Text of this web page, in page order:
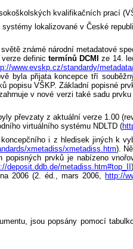
kvalifikačních prací
lokalizované v České
známé národní metadatové
verze definictermínů DCMI ze 14.
www.evskp.cz/standardy/
byla přijata koncepce tří
popisu VŠKP. Základní popisné
v nové verzi také sadu
převzaty z aktuální verze 1.00
virtuálního systému NDLTD (
i z hledisek jiných k
xmetadiss/xmetadiss.htm).
prvků je nabízeno
deposit.ddb.de/metadiss.htm#top_II
2006 (2. éd., mars 2006, http://
jsou popsány pomocí